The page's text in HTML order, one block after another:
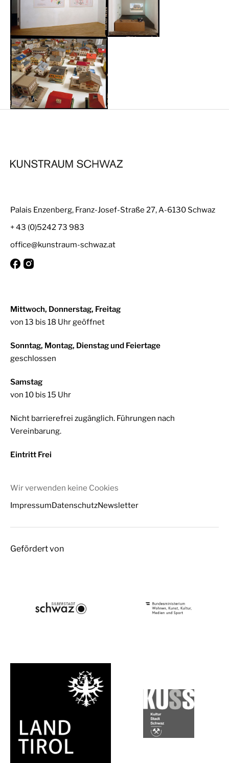
Palais Enzenberg, Franz-Josef-Straße 27, A-6130 Schwaz
+ 43 (0)5242 73 983
office@kunstraum-schwaz.at
Mittwoch, Donnerstag, Freitag
von 13 bis 18 Uhr geöffnet
Sonntag, Montag, Dienstag und Feiertage
geschlossen
Samstag
von 10 bis 15 Uhr
Nicht barrierefrei zugänglich. Führungen nach
Vereinbarung.
Eintritt Frei
Wir verwenden keine Cookies
ImpressumDatenschutzNewsletter
Gefördert von